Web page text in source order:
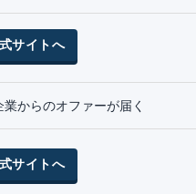
サイトへ
からのオファーが届く
サイトへ